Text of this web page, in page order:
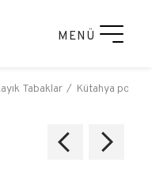
MENÜ
Tabaklar Kütahya